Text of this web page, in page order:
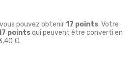
pouvez obtenir 17 points. Votre
pointsqui peuvent être converti en
€.